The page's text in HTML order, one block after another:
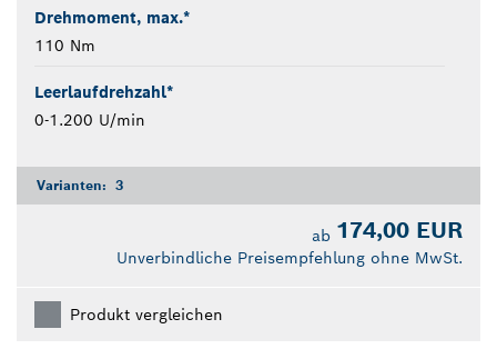
Drehmoment, max.*
110 Nm
Leerlaufdrehzahl*
0-1.200 U/min
Varianten: 3
ab 174,00 EUR
Unverbindliche Preisempfehlung ohne MwSt.
Produkt vergleichen